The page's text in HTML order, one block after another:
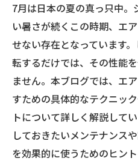
7月は日本の夏の真っ只中
い暑さが続くこの時期、エ
せない存在となっています
転するだけでは、その性能
ません。本ブログでは、エ
すための具体的なテクニッ
トについて詳しく解説して
しておきたいメンテナンス
を効果的に使うためのヒン